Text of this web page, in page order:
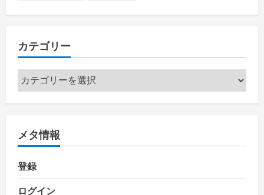
カテゴリー
カ
テ
ゴ
ー
メタ情報
登録
ログイン